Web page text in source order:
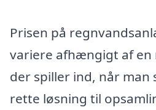
Prisen på
variere afhængigt af
der spiller ind, når man
rette løsning til